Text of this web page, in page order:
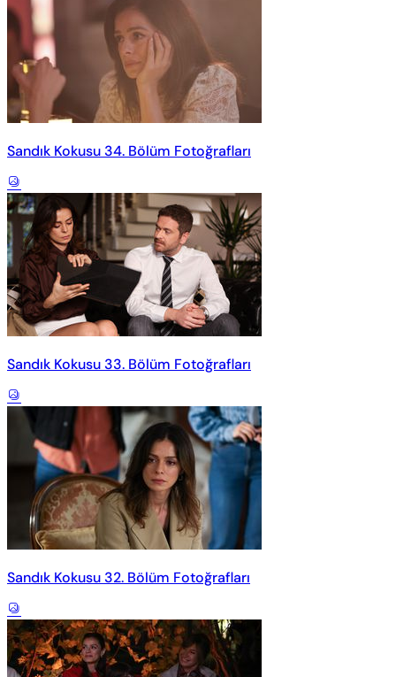
Sandık Kokusu 34. Bölüm Fotoğrafları
Sandık Kokusu 33. Bölüm Fotoğrafları
Sandık Kokusu 32. Bölüm Fotoğrafları